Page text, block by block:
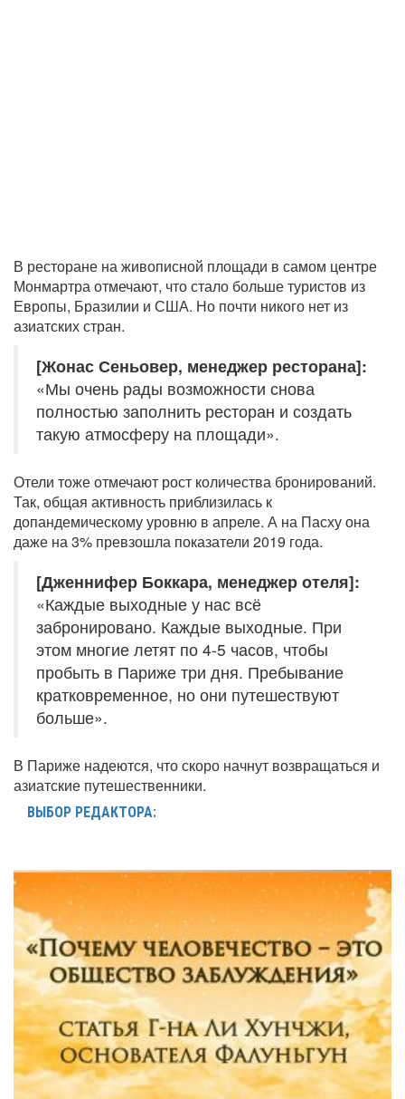
В ресторане на живописной площади в самом центре
Монмартра отмечают, что стало больше туристов из
Европы, Бразилии и США. Но почти никого нет из
азиатских стран.
[Жонас Сеньовер, менеджер ресторана]:
«Мы очень рады возможности снова
полностью заполнить ресторан и создать
такую атмосферу на площади».
Отели тоже отмечают рост количества бронирований.
Так, общая активность приблизилась к
допандемическому уровню в апреле. А на Пасху она
даже на 3% превзошла показатели 2019 года.
[Дженнифер Боккара, менеджер отеля]:
«Каждые выходные у нас всё
забронировано. Каждые выходные. При
этом многие летят по 4-5 часов, чтобы
пробыть в Париже три дня. Пребывание
кратковременное, но они путешествуют
больше».
В Париже надеются, что скоро начнут возвращаться и
азиатские путешественники.
ВЫБОР РЕДАКТОРА: